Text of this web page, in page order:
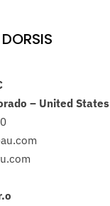
– United States